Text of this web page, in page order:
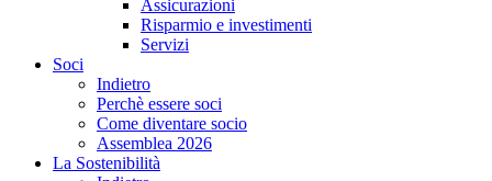
Assicurazioni
Risparmio e investimenti
Servizi
Soci
Indietro
Perchè essere soci
Come diventare socio
Assemblea 2026
La Sostenibilità